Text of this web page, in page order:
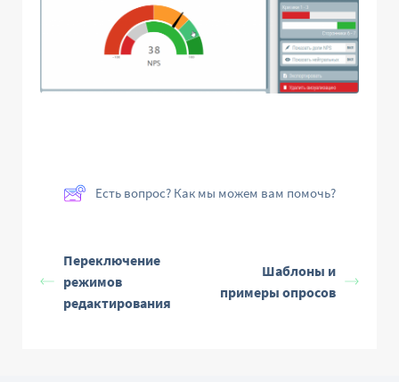
Есть вопрос? Как мы можем вам помочь?
Переключение
режимов
редактирования
Шаблоны и
примеры опросов